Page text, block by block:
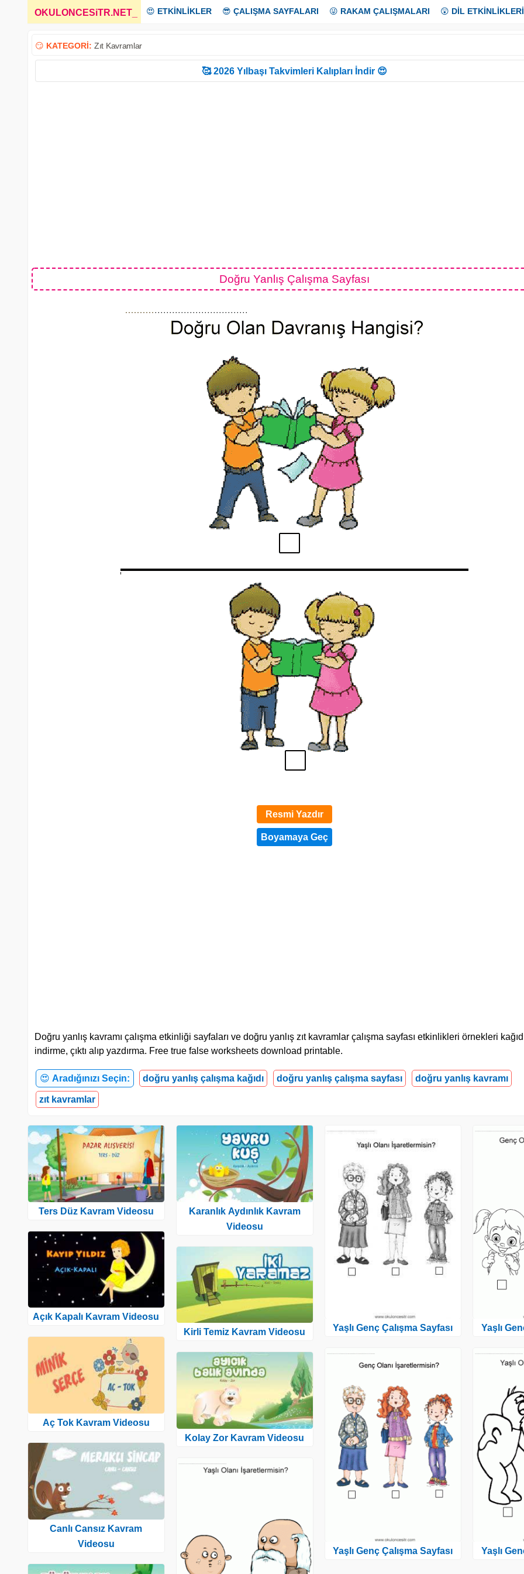
OKULONCESiTR.NET 😍 ETKİNLİKLER 😎 ÇALIŞMA SAYFALARI 😜 RAKAM ÇALIŞMALARI 😲 DİL ETKİNLİKLERİ
😏 KATEGORİ: Zıt Kavramlar
🥰 2026 Yılbaşı Takvimleri Kalıpları İndir 😍
Doğru Yanlış Çalışma Sayfası
Resmi Yazdır
Doğru yanlış kavramı çalışma etkinliği sayfaları ve doğru yanlış zıt kavramlar çalışma sayfası etkinlikleri örnekleri
indirme, çıktı alıp yazdırma. Free true false worksheets download printable.
😍 Aradığınızı Seçin: doğru yanlış çalışma kağıdı doğru yanlış çalışma sayfası doğru yanlış kavramı
zıt kavramlar
Ters Düz Kavram Videosu
Açık Kapalı Kavram Videosu
Aç Tok Kavram Videosu
Canlı Cansız Kavram
Videosu
Karanlık Aydınlık Kavram
Videosu
Kirli Temiz Kavram Videosu
Kolay Zor Kavram Videosu
Yaşlı Genç Çalışma Sayfası
Yaşlı Genç Çalışma Sayfası
Yaşlı
Yaşlı